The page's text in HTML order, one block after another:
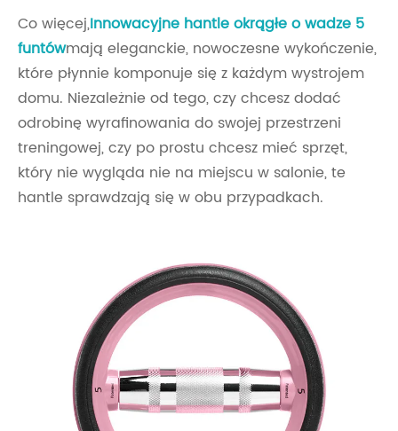
Co więcej,Innowacyjne hantle okrągłe o wadze 5
funtówmają eleganckie, nowoczesne wykończenie,
które płynnie komponuje się z każdym wystrojem
domu. Niezależnie od tego, czy chcesz dodać
odrobinę wyrafinowania do swojej przestrzeni
treningowej, czy po prostu chcesz mieć sprzęt,
który nie wygląda nie na miejscu w salonie, te
hantle sprawdzają się w obu przypadkach.